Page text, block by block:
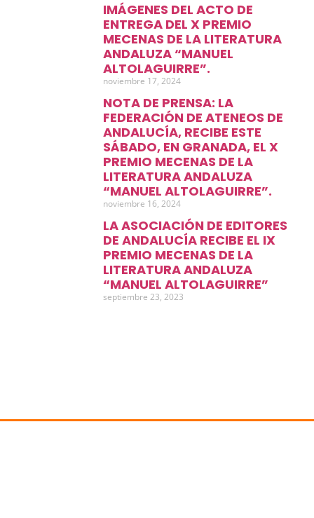
IMÁGENES DEL ACTO DE
ENTREGA DEL X PREMIO
MECENAS DE LA LITERATURA
ANDALUZA “MANUEL
ALTOLAGUIRRE”.
noviembre 17, 2024
NOTA DE PRENSA: LA
FEDERACIÓN DE ATENEOS DE
ANDALUCÍA, RECIBE ESTE
SÁBADO, EN GRANADA, EL X
PREMIO MECENAS DE LA
LITERATURA ANDALUZA
“MANUEL ALTOLAGUIRRE”.
noviembre 16, 2024
LA ASOCIACIÓN DE EDITORES
DE ANDALUCÍA RECIBE EL IX
PREMIO MECENAS DE LA
LITERATURA ANDALUZA
“MANUEL ALTOLAGUIRRE”
septiembre 23, 2023